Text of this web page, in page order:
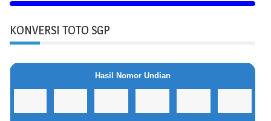
KONVERSI TOTO SGP
Hasil Nomor Undian